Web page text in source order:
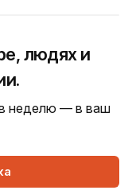
людях и
в неделю — в ваш